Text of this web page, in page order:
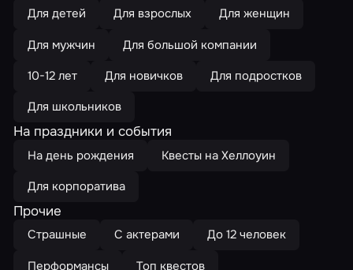
Для детей Для взрослых
Для женщин
Для мужчин
Для большой компании
10-12 лет
Для новичков
Для подростков
Для школьников
На праздники и события
На день рождения
Квесты на Хеллоуин
Для корпоратива
Прочие
Страшные С актерами
До 12 человек
Перформансы
Топ квестов